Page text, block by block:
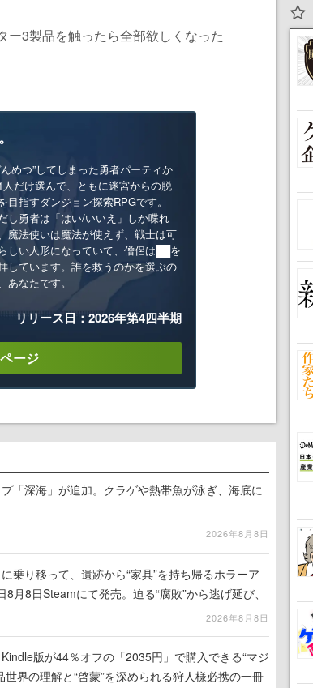
3製品を触ったら全部欲しくなった
んめつ”してしまった勇者パーティか
人だけ選んで、ともに迷宮からの脱
目指すダンジョン探索RPGです。
し勇者は「はい/いいえ」しか喋れ
魔法使いは魔法が使えず、戦士は可
しい人形になっていて、僧侶は██を
しています。誰を救うのかを選ぶの
あなたです。
リリース日：2026年第4四半期
ージ
「深海」が追加。クラゲや熱帯魚が泳ぎ、海底に
2026年8月8日
乗り移って、遺跡から“家具”を持ち帰るホラーア
月8日Steamにて発売。迫る“腐敗”から逃げ延び、
2026年8月8日
版が44％オフの「2035円」で購入できる“マジ
界の理解と“啓蒙”を深められる狩人様必携の一冊